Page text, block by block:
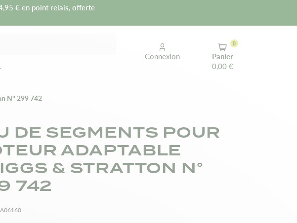
€ en point relais, offerte
Connexion
Panier
0,00 €
0
N° 299 742
DE SEGMENTS POUR
ADAPTABLE
& STRATTON N°
742